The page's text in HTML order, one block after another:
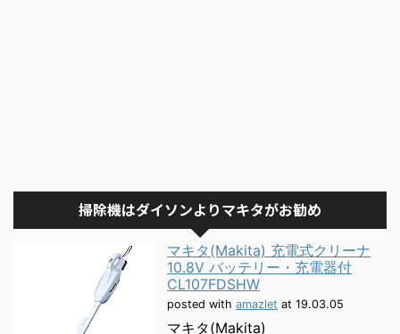
掃除機はダイソンよりマキタがお勧め
マキタ(Makita) 充電式クリーナ
10.8V バッテリー・充電器付
CL107FDSHW
posted with amazlet at 19.03.05
マキタ(Makita)